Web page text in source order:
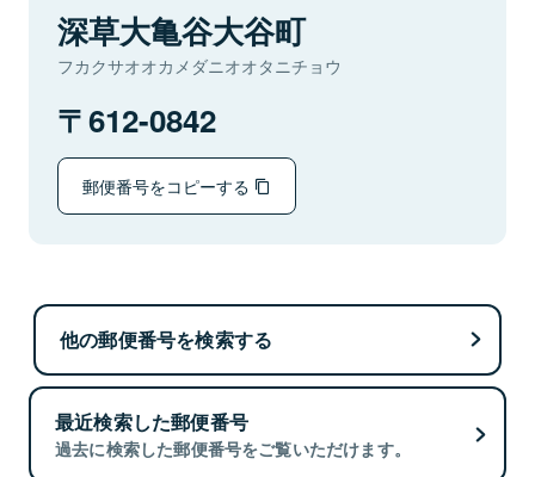
深草大亀谷大谷町
フカクサオオカメダニオオタニチョウ
612-0842
郵便番号をコピーする
他の郵便番号を検索する
最近検索した郵便番号
過去に検索した郵便番号をご覧いただけます。